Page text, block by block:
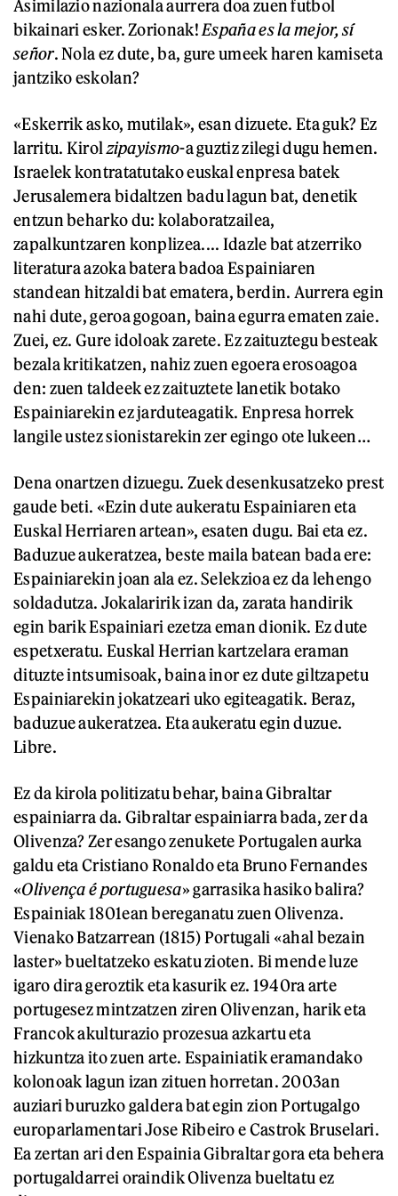
Asimilazio nazionala aurrera doa zuen futbol
bikainari esker. Zorionak! España es la mejor, sí
señor. Nola ez dute, ba, gure umeek haren kamiseta
jantziko eskolan?
«Eskerrik asko, mutilak», esan dizuete. Eta guk? Ez
larritu. Kirol zipayismo-a guztiz zilegi dugu hemen.
Israelek kontratatutako euskal enpresa batek
Jerusalemera bidaltzen badu lagun bat, denetik
entzun beharko du: kolaboratzailea,
zapalkuntzaren konplizea.... Idazle bat atzerriko
literatura azoka batera badoa Espainiaren
standean hitzaldi bat ematera, berdin. Aurrera egin
nahi dute, geroa gogoan, baina egurra ematen zaie.
Zuei, ez. Gure idoloak zarete. Ez zaituztegu besteak
bezala kritikatzen, nahiz zuen egoera erosoagoa
den: zuen taldeek ez zaituztete lanetik botako
Espainiarekin ez jarduteagatik. Enpresa horrek
langile ustez sionistarekin zer egingo ote lukeen…
Dena onartzen dizuegu. Zuek desenkusatzeko prest
gaude beti. «Ezin dute aukeratu Espainiaren eta
Euskal Herriaren artean», esaten dugu. Bai eta ez.
Baduzue aukeratzea, beste maila batean bada ere:
Espainiarekin joan ala ez. Selekzioa ez da lehengo
soldadutza. Jokalaririk izan da, zarata handirik
egin barik Espainiari ezetza eman dionik. Ez dute
espetxeratu. Euskal Herrian kartzelara eraman
dituzte intsumisoak, baina inor ez dute giltzapetu
Espainiarekin jokatzeari uko egiteagatik. Beraz,
baduzue aukeratzea. Eta aukeratu egin duzue.
Libre.
Ez da kirola politizatu behar, baina Gibraltar
espainiarra da. Gibraltar espainiarra bada, zer da
Olivenza? Zer esango zenukete Portugalen aurka
galdu eta Cristiano Ronaldo eta Bruno Fernandes
«Olivença é portuguesa» garrasika hasiko balira?
Espainiak 1801ean bereganatu zuen Olivenza.
Vienako Batzarrean (1815) Portugali «ahal bezain
laster» bueltatzeko eskatu zioten. Bi mende luze
igaro dira geroztik eta kasurik ez. 1940ra arte
portugesez mintzatzen ziren Olivenzan, harik eta
Francok akulturazio prozesua azkartu eta
hizkuntza ito zuen arte. Espainiatik eramandako
kolonoak lagun izan zituen horretan. 2003an
auziari buruzko galdera bat egin zion Portugalgo
europarlamentari Jose Ribeiro e Castrok Bruselari.
Ea zertan ari den Espainia Gibraltar gora eta behera
portugaldarrei oraindik Olivenza bueltatu ez